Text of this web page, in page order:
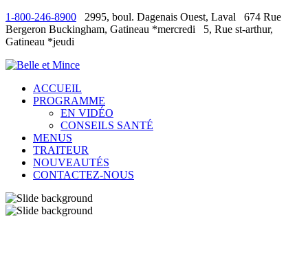
1-800-246-8900 2995, boul. Dagenais Ouest, Laval
674 Rue
Bergeron Buckingham, Gatineau *mercredi
5, Rue st-arthur,
Gatineau *jeudi
ACCUEIL
PROGRAMME
EN VIDÉO
CONSEILS SANTÉ
MENUS
TRAITEUR
NOUVEAUTÉS
CONTACTEZ-NOUS